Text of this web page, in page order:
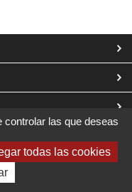
©2019
et cookies
las que deseas
todas las cookies